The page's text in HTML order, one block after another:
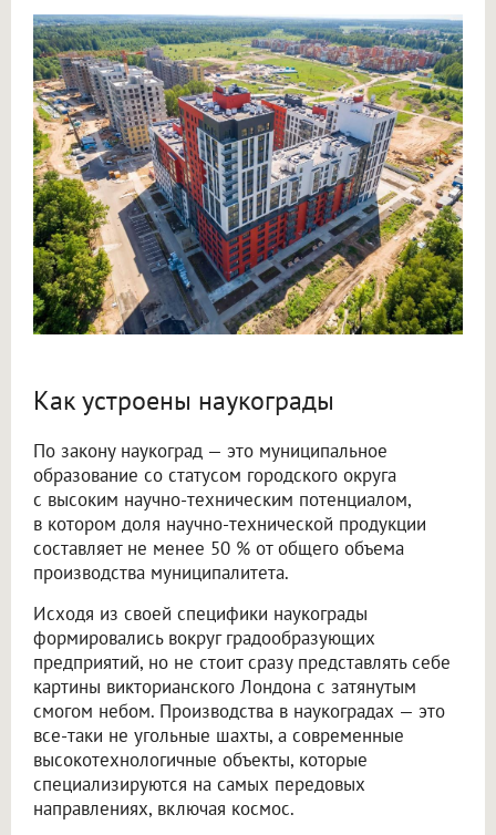
Как устроены наукограды
По закону наукоград — это муниципальное
образование со статусом городского округа
с высоким научно-техническим потенциалом,
в котором доля научно-технической продукции
составляет не менее 50 % от общего объема
производства муниципалитета.
Исходя из своей специфики наукограды
формировались вокруг градообразующих
предприятий, но не стоит сразу представлять себе
картины викторианского Лондона с затянутым
смогом небом. Производства в наукоградах — это
все-таки не угольные шахты, а современные
высокотехнологичные объекты, которые
специализируются на самых передовых
направлениях, включая космос.